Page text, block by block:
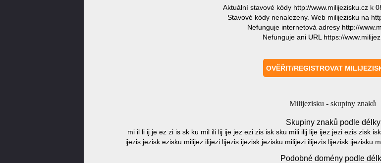
Aktuální stavové kódy http://www.milijezisku.cz k
Stavové kódy nenalezeny. Web milijezisku na
Nefunguje internetová adresy http://
Nefunguje ani URL https://
Milijezisku - skupiny znaků
Skupiny znaků podle délky
mi il li ij je ez zi is sk ku mil ili lij ije jez ezi zis isk sku mili ilij lije ijez jezi ezis zisk
ijezis jezisk ezisku milijez ilijezi lijezis ijezisk jezisku milijezi ilijezis lijezisk ijezisku
Podobné domény podle